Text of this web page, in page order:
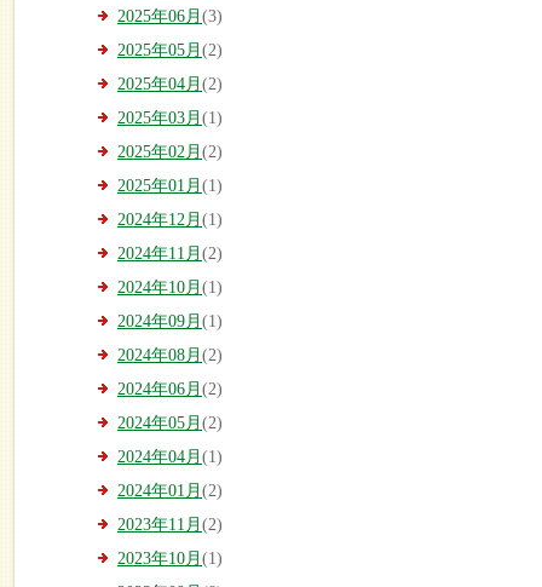
2025年06月 (3)
2025年05月 (2)
2025年04月 (2)
2025年03月 (1)
2025年02月 (2)
2025年01月 (1)
2024年12月 (1)
2024年11月 (2)
2024年10月 (1)
2024年09月 (1)
2024年08月 (2)
2024年06月 (2)
2024年05月 (2)
2024年04月 (1)
2024年01月 (2)
2023年11月 (2)
2023年10月 (1)